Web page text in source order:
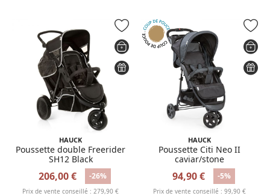
HAUCK
Poussette double Freerider
SH12 Black
206,00 € -26%
Prix de vente conseillé : 279,90 €
HAUCK
Poussette Citi Neo II
caviar/stone
94,90 € -5%
Prix de vente conseillé : 99,90 €